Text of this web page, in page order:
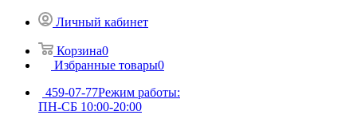
Личный кабинет
Корзина0
Избранные товары0
459-07-77Режим работы:
ПН-СБ 10:00-20:00